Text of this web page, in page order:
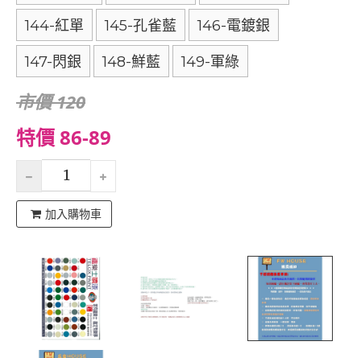
144-紅單 145-孔雀藍 146-電鍍銀
147-閃銀 148-鮮藍 149-軍綠
市價 120
特價 86-89
加入購物車